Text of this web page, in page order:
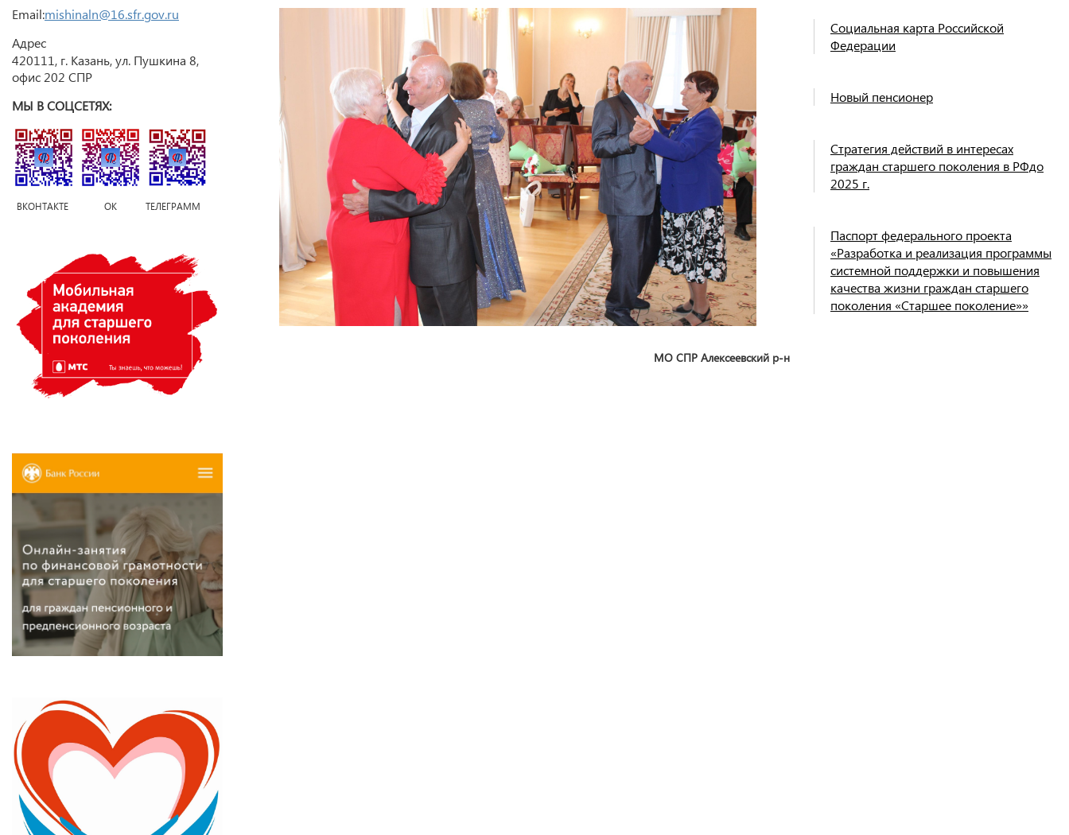
МО СПР Алексеевский р-н
Email:mishinaln@16.sfr.gov.ru
Адрес
420111, г. Казань, ул. Пушкина 8,
офис 202 СПР
МЫ В СОЦСЕТЯХ:
ВКОНТАКТЕ ОК ТЕЛЕГРАММ
Социальная карта Российской
Федерации
Новый пенсионер
Стратегия действий в интересах
граждан старшего поколения в РФдо
2025 г.
Паспорт федерального проекта
«Разработка и реализация программы
системной поддержки и повышения
качества жизни граждан старшего
поколения «Старшее поколение»»